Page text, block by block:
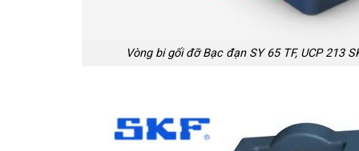
Vòng bi gối đỡ Bạc đạn SY 65 TF, UCP 213